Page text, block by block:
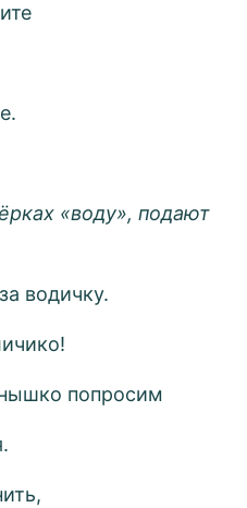
«воду», подают
водичку.
попросим